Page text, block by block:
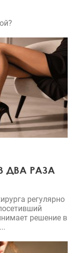
ДВА РАЗА
регулярно
решение в